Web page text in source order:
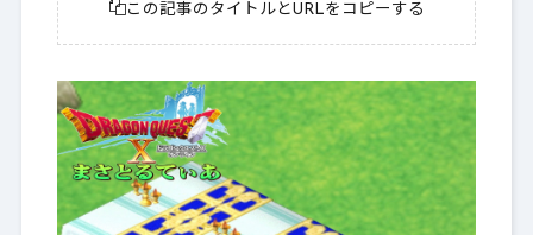
この記事のタイトルとURLをコピーする